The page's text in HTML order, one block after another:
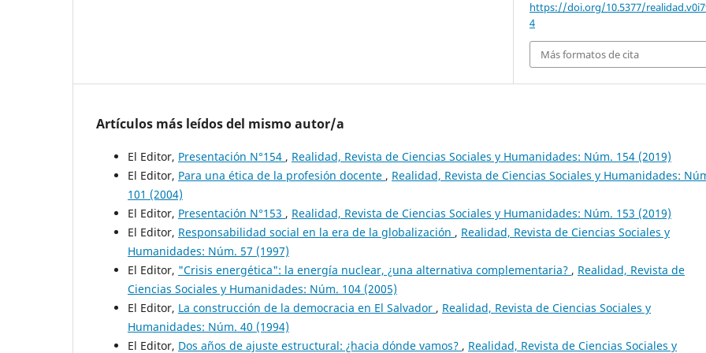
https://doi.org/10.5377/
4
Más formatos de cita
Artículos más leídos del mismo autor/a
El Editor, Presentación N°154 , Realidad, Revista de Ciencias Sociales y Humanidades: Núm. 154 (2019)
El Editor, Para una ética de la profesión docente , Realidad, Revista de Ciencias Sociales y Humanidades:
101 (2004)
El Editor, Presentación N°153 , Realidad, Revista de Ciencias Sociales y Humanidades: Núm. 153 (2019)
El Editor, Responsabilidad social en la era de la globalización , Realidad, Revista de Ciencias Sociales y
Humanidades: Núm. 57 (1997)
El Editor, "Crisis energética": la energía nuclear, ¿una alternativa complementaria? , Realidad, Revista de
Ciencias Sociales y Humanidades: Núm. 104 (2005)
El Editor, La construcción de la democracia en El Salvador , Realidad, Revista de Ciencias Sociales y
Humanidades: Núm. 40 (1994)
El Editor, Dos años de ajuste estructural: ¿hacia dónde vamos? , Realidad, Revista de Ciencias Sociales y